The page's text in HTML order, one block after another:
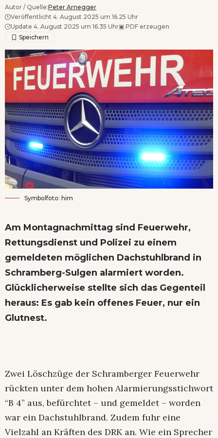
Autor / Quelle:Peter Arnegger
Veröffentlicht 4. August 2025 um 16.25 Uhr
Update 4. August 2025 um 16.35 Uhr▣ PDF erzeugen
Symbolfoto: him
Am Montagnachmittag sind Feuerwehr,
Rettungsdienst und Polizei zu einem
gemeldeten möglichen Dachstuhlbrand in
Schramberg-Sulgen alarmiert worden.
Glücklicherweise stellte sich das Gegenteil
heraus: Es gab kein offenes Feuer, nur ein
Glutnest.
Zwei Löschzüge der Schramberger Feuerwehr
rückten unter dem hohen Alarmierungsstichwort
“B 4” aus, befürchtet – und gemeldet – worden
war ein Dachstuhlbrand. Zudem fuhr eine
Vielzahl an Kräften des DRK an. Wie ein Sprecher